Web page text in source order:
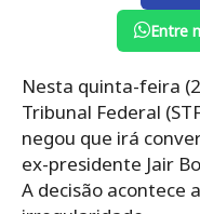
Entre
Nesta quinta-feira
Tribunal Federal
negou que irá
ex-presidente Jair
A decisão acontece